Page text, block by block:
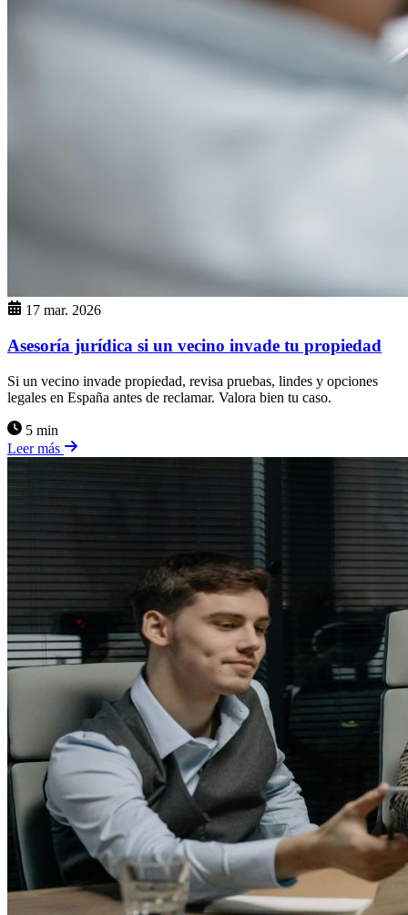
17 mar. 2026
Asesoría jurídica si un vecino invade tu propiedad
Si un vecino invade propiedad, revisa pruebas, lindes y opciones
legales en España antes de reclamar. Valora bien tu caso.
5 min
Leer más